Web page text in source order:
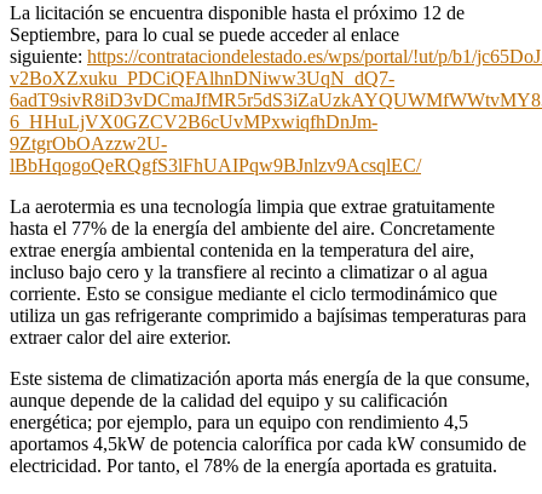
La licitación se encuentra disponible hasta el próximo 12 de
Septiembre, para lo cual se puede acceder al enlace
siguiente: https://contrataciondelestado.es/wps/portal/!ut/p/b1/
v2BoXZxuku_PDCiQFAlhnDNiww3UqN_dQ7-
6_HHuLjVX0GZCV2B6cUvMPxwiqfhDnJm-
9ZtgrObOAzzw2U-
lBbHqogoQeRQgfS3lFhUAIPqw9BJnlzv9AcsqlEC/
La aerotermia es una tecnología limpia que extrae gratuitamente
hasta el 77% de la energía del ambiente del aire. Concretamente
extrae energía ambiental contenida en la temperatura del aire,
incluso bajo cero y la transfiere al recinto a climatizar o al agua
corriente. Esto se consigue mediante el ciclo termodinámico que
utiliza un gas refrigerante comprimido a bajísimas temperaturas para
extraer calor del aire exterior.
Este sistema de climatización aporta más energía de la que consume,
aunque depende de la calidad del equipo y su calificación
energética; por ejemplo, para un equipo con rendimiento 4,5
aportamos 4,5kW de potencia calorífica por cada kW consumido de
electricidad. Por tanto, el 78% de la energía aportada es gratuita.